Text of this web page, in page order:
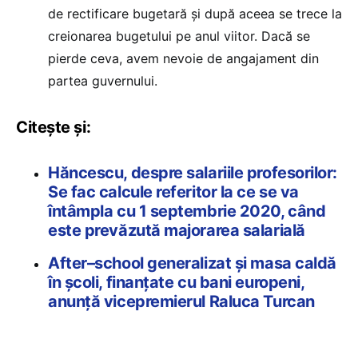
de rectificare bugetară și după aceea se trece la
creionarea bugetului pe anul viitor. Dacă se
pierde ceva, avem nevoie de angajament din
partea guvernului.
Citește și:
Hăncescu, despre salariile profesorilor:
Se fac calcule referitor la ce se va
întâmpla cu 1 septembrie 2020, când
este prevăzută majorarea salarială
After–school generalizat și masa caldă
în școli, finanţate cu bani europeni,
anunță vicepremierul Raluca Turcan